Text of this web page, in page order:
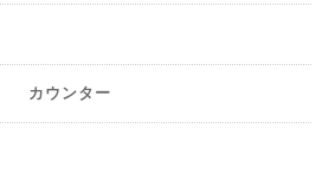
カウンター